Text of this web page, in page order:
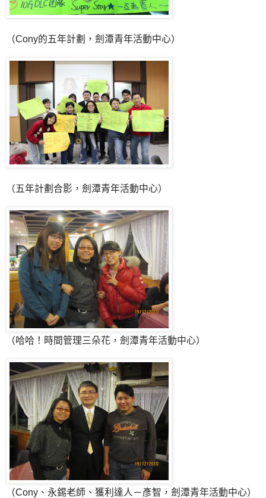
（Cony的五年計劃，劍潭青年活動中心）
（五年計劃合影，劍潭青年活動中心）
（哈哈！時間管理三朵花，劍潭青年活動中心）
（Cony、永錫老師、獲利達人－彥智，劍潭青年活動中心）